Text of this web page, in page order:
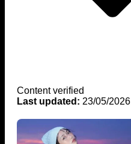
Content verified
Last updated: 23/05/2026